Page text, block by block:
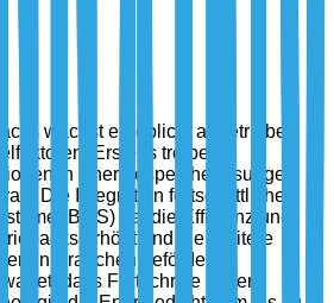
wächst erheblich, angetrieben
Erstens treiben
in Energiespeicherlösungen
Die Integration fortschrittlicher
(BMS) hat die Effizienz und
erhöht und die breitere
Branchen gefördert.
dass Fortschritte in der